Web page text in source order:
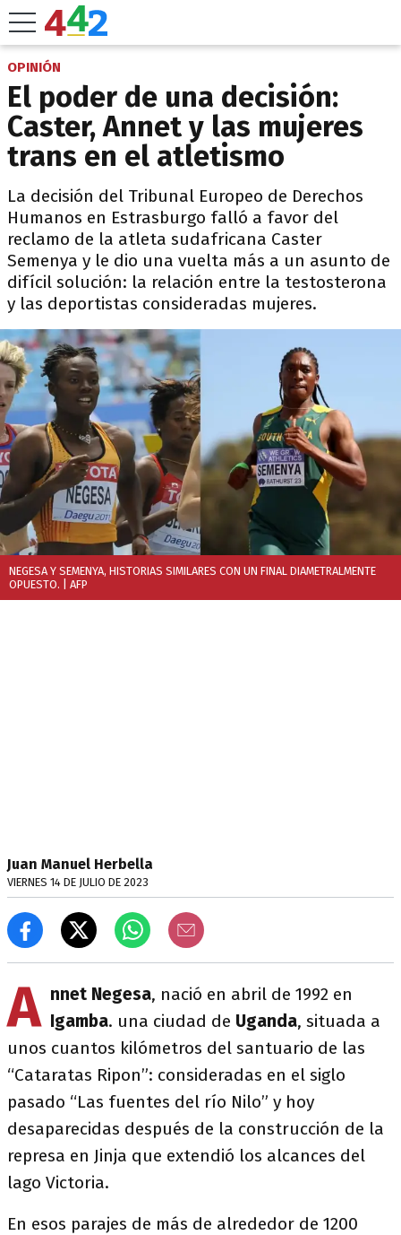
OPINIÓN
El poder de una decisión:
Caster, Annet y las mujeres
trans en el atletismo
La decisión del Tribunal Europeo de Derechos
Humanos en Estrasburgo falló a favor del
reclamo de la atleta sudafricana Caster
Semenya y le dio una vuelta más a un asunto de
difícil solución: la relación entre la testosterona
y las deportistas consideradas mujeres.
NEGESA Y SEMENYA, HISTORIAS SIMILARES CON UN FINAL DIAMETRALMENTE
OPUESTO. | AFP
Juan Manuel Herbella
VIERNES 14 DE JULIO DE 2023
A nnet Negesa, nació en abril de 1992 en
Igamba. una ciudad de Uganda, situada a
unos cuantos kilómetros del santuario de las
“Cataratas Ripon”: consideradas en el siglo
pasado “Las fuentes del río Nilo” y hoy
desaparecidas después de la construcción de la
represa en Jinja que extendió los alcances del
lago Victoria.
En esos parajes de más de alrededor de 1200